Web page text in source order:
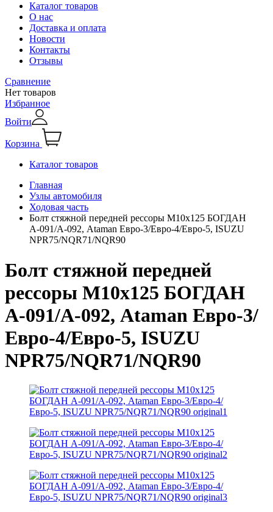
Каталог товаров
О нас
Доставка и оплата
Новости
Контакты
Отзывы
Сравнение
Нет товаров
Избранное
Войти
Корзина
Каталог товаров
Главная
Узлы автомобиля
Ходовая часть
Болт стяжной передней рессоры М10х125 БОГДАН
А-091/А-092, Ataman Евро-3/Евро-4/Евро-5, ISUZU
NPR75/NQR71/NQR90
Болт стяжной передней
рессоры М10х125 БОГДАН
А-091/А-092, Ataman Евро-3/
Евро-4/Евро-5, ISUZU
NPR75/NQR71/NQR90